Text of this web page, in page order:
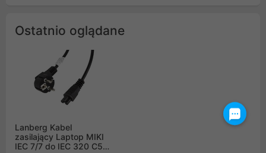
Ostatnio oglądane
Lanberg Kabel
zasilający Laptop MIKI
IEC 7/7 do IEC 320 C5